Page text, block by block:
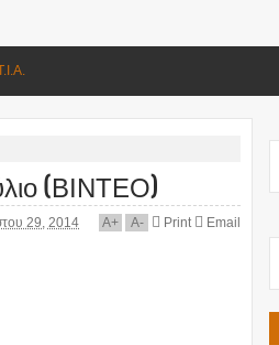
(ΒΙΝΤΕΟ)
29, 2014 A+ A- Print Email